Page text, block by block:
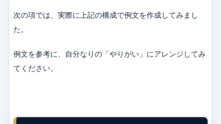
次の項では、実際に上記の構成で例文を作成してみまし
た。
例文を参考に、自分なりの「やりがい」にアレンジしてみ
てください。